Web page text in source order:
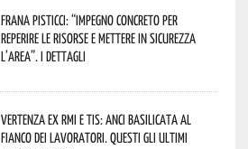
Frana Pisticci: “Impegno concreto per
reperire le risorse e mettere in sicurezza
l’area”. I dettagli
Vertenza ex RMI e TIS: ANCI Basilicata al
fianco dei lavoratori. Questi gli ultimi